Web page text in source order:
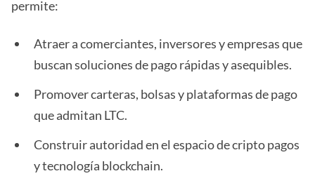
permite:
Atraer a comerciantes, inversores y empresas que
buscan soluciones de pago rápidas y asequibles.
Promover carteras, bolsas y plataformas de pago
que admitan LTC.
Construir autoridad en el espacio de cripto pagos
y tecnología blockchain.